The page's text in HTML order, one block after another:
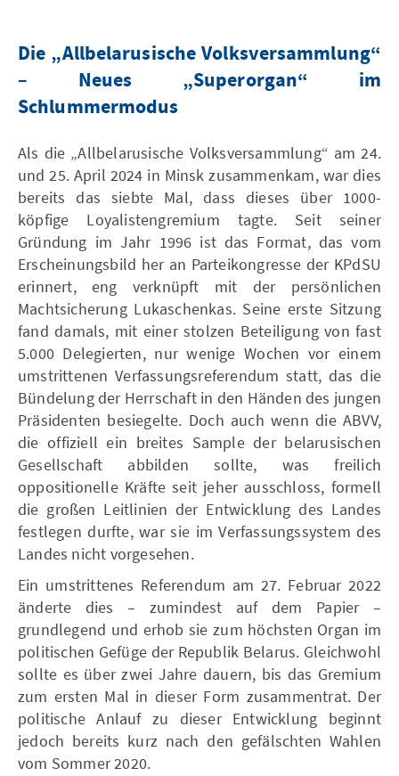
Die „Allbelarusische Volksversammlung“
– Neues „Superorgan“ im
Schlummermodus
Als die „Allbelarusische Volksversammlung“ am 24.
und 25. April 2024 in Minsk zusammenkam, war dies
bereits das siebte Mal, dass dieses über 1000-
köpfige Loyalistengremium tagte. Seit seiner
Gründung im Jahr 1996 ist das Format, das vom
Erscheinungsbild her an Parteikongresse der KPdSU
erinnert, eng verknüpft mit der persönlichen
Machtsicherung Lukaschenkas. Seine erste Sitzung
fand damals, mit einer stolzen Beteiligung von fast
5.000 Delegierten, nur wenige Wochen vor einem
umstrittenen Verfassungsreferendum statt, das die
Bündelung der Herrschaft in den Händen des jungen
Präsidenten besiegelte. Doch auch wenn die ABVV,
die offiziell ein breites Sample der belarusischen
Gesellschaft abbilden sollte, was freilich
oppositionelle Kräfte seit jeher ausschloss, formell
die großen Leitlinien der Entwicklung des Landes
festlegen durfte, war sie im Verfassungssystem des
Landes nicht vorgesehen.
Ein umstrittenes Referendum am 27. Februar 2022
änderte dies – zumindest auf dem Papier –
grundlegend und erhob sie zum höchsten Organ im
politischen Gefüge der Republik Belarus. Gleichwohl
sollte es über zwei Jahre dauern, bis das Gremium
zum ersten Mal in dieser Form zusammentrat. Der
politische Anlauf zu dieser Entwicklung beginnt
jedoch bereits kurz nach den gefälschten Wahlen
vom Sommer 2020.